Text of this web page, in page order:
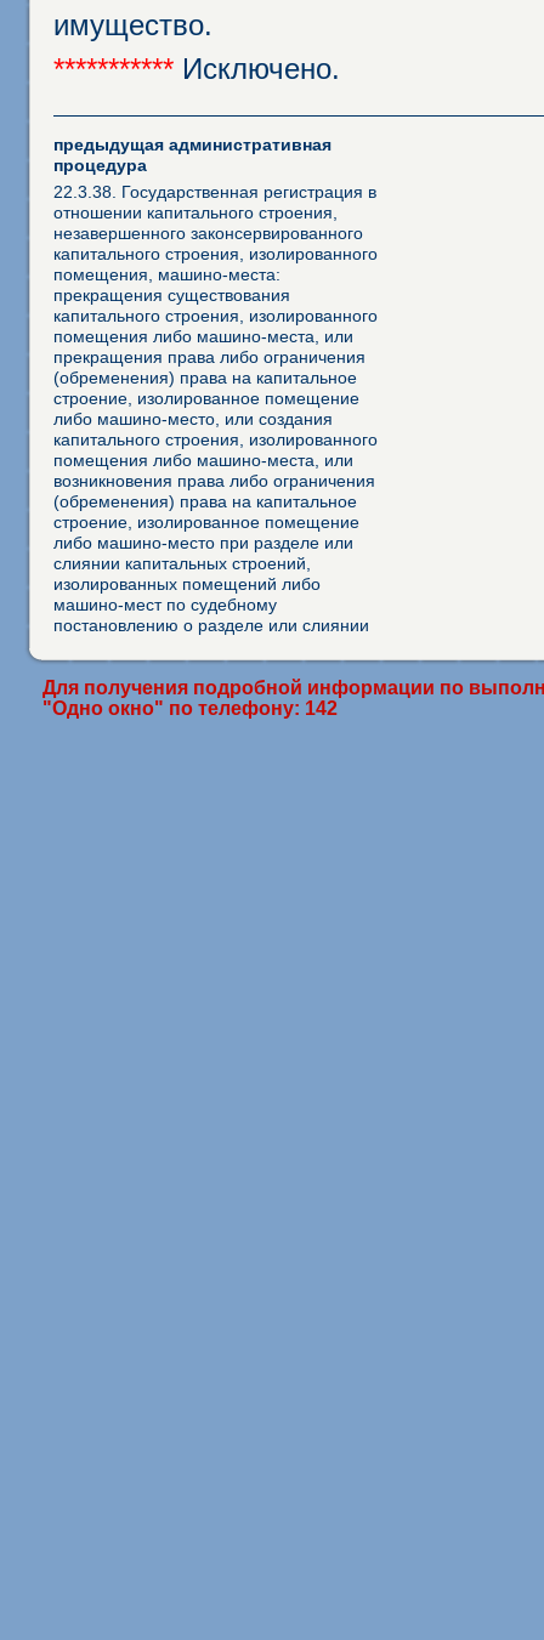
имущество.
*********** Исключено.
предыдущая административная
процедура
22.3.38. Государственная регистрация в
отношении капитального строения,
незавершенного законсервированного
капитального строения, изолированного
помещения, машино-места:
прекращения существования
капитального строения, изолированного
помещения либо машино-места, или
прекращения права либо ограничения
(обременения) права на капитальное
строение, изолированное помещение
либо машино-место, или создания
капитального строения, изолированного
помещения либо машино-места, или
возникновения права либо ограничения
(обременения) права на капитальное
строение, изолированное помещение
либо машино-место при разделе или
слиянии капитальных строений,
изолированных помещений либо
машино-мест по судебному
постановлению о разделе или слиянии
Для получения подробной информации по
"Одно окно" по телефону: 142